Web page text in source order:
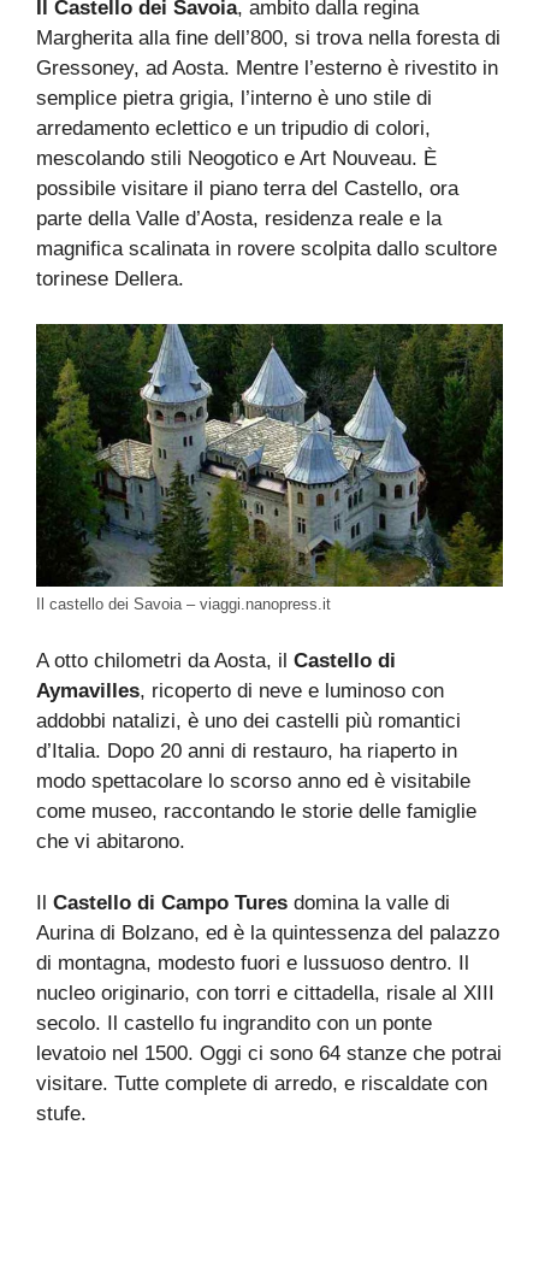
Il Castello dei Savoia, ambito dalla regina
Margherita alla fine dell’800, si trova nella foresta di
Gressoney, ad Aosta. Mentre l’esterno è rivestito in
semplice pietra grigia, l’interno è uno stile di
arredamento eclettico e un tripudio di colori,
mescolando stili Neogotico e Art Nouveau. È
possibile visitare il piano terra del Castello, ora
parte della Valle d’Aosta, residenza reale e la
magnifica scalinata in rovere scolpita dallo scultore
torinese Dellera.
Il castello dei Savoia – viaggi.nanopress.it
A otto chilometri da Aosta, il Castello di
Aymavilles, ricoperto di neve e luminoso con
addobbi natalizi, è uno dei castelli più romantici
d’Italia. Dopo 20 anni di restauro, ha riaperto in
modo spettacolare lo scorso anno ed è visitabile
come museo, raccontando le storie delle famiglie
che vi abitarono.
Il Castello di Campo Tures domina la valle di
Aurina di Bolzano, ed è la quintessenza del palazzo
di montagna, modesto fuori e lussuoso dentro. Il
nucleo originario, con torri e cittadella, risale al XIII
secolo. Il castello fu ingrandito con un ponte
levatoio nel 1500. Oggi ci sono 64 stanze che potrai
visitare. Tutte complete di arredo, e riscaldate con
stufe.